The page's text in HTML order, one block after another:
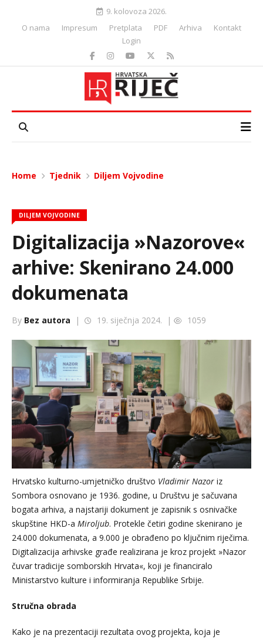
9. kolovoza 2026.
O nama
Impresum Pretplata PDF Arhiva
Kontakt
Login
Home Tjednik Diljem Vojvodine
DILJEM VOJVODINE
Digitalizacija »Nazorove«
arhive: Skenirano 24.000
dokumenata
By Bez autora | 19. siječnja 2024. | 1059
Hrvatsko kulturno-umjetničko društvo Vladimir Nazor iz
Sombora osnovano je 1936. godine, u Društvu je sačuvana
bogata arhiva, a najstariji dokument je zapisnik s osnivačke
skupštine HKD-a Miroljub. Protekle četiri godine skenirano je
24.000 dokumenata, a 9.000 je obrađeno po ključnim riječima.
Digitalizacija arhivske građe realizirana je kroz projekt »Nazor
čuvar tradicije somborskih Hrvata«, koji je financiralo
Ministarstvo kulture i informiranja Republike Srbije.
Stručna obrada
Kako je na prezentaciji rezultata ovog projekta, koja je